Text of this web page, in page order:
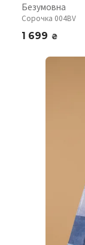
Безумовна
Сорочка 004BV
1 699 ₴